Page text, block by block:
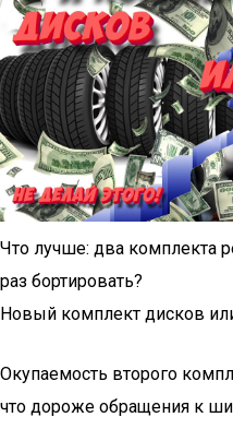
Что лучше: два комплекта
раз бортировать?
Новый комплект дисков
Окупаемость второго
что дороже обращения к